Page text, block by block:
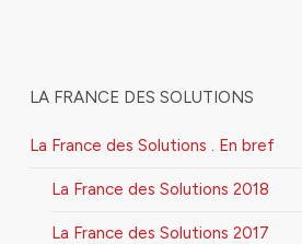
LA FRANCE DES SOLUTIONS
La France des Solutions . En bref
La France des Solutions 2018
La France des Solutions 2017